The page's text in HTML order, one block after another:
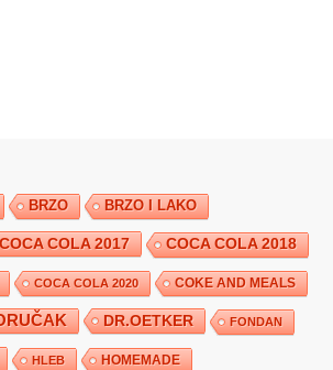
BRZO BRZO I LAKO
COCA COLA 2017 COCA COLA 2018
COCA COLA 2020 COKE AND MEALS
DR.OETKER FONDAN
HLEB HOMEMADE